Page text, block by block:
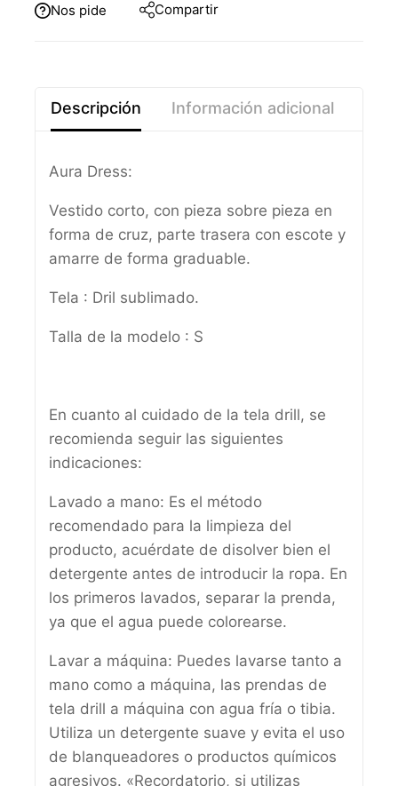
Nos pide
Compartir
Descripción Información adicional
Aura Dress:
Vestido corto, con pieza sobre pieza en
forma de cruz, parte trasera con escote y
amarre de forma graduable.
Tela : Dril sublimado.
Talla de la modelo : S
En cuanto al cuidado de la tela drill, se
recomienda seguir las siguientes
indicaciones:
Lavado a mano: Es el método
recomendado para la limpieza del
producto, acuérdate de disolver bien el
detergente antes de introducir la ropa. En
los primeros lavados, separar la prenda,
ya que el agua puede colorearse.
Lavar a máquina: Puedes lavarse tanto a
mano como a máquina, las prendas de
tela drill a máquina con agua fría o tibia.
Utiliza un detergente suave y evita el uso
de blanqueadores o productos químicos
agresivos. «Recordatorio, si utilizas